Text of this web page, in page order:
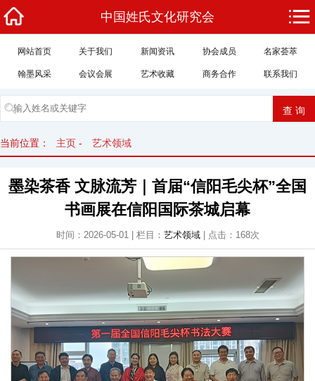
中国姓氏文化研究会
网站首页 关于我们 新闻资讯 协会成员 名家荟萃
翰墨风采 会议会展 艺术收藏 商务合作 联系我们
当前位置： 主页 - 艺术领域
墨染茶香 文脉流芳｜首届“信阳毛尖杯”全国
书画展在信阳国际茶城启幕
时间：2026-05-01 | 栏目： 艺术领域| 点击：168次